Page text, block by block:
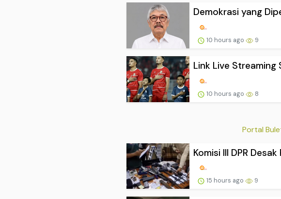
Demokrasi yang
10 hours ago 9
Link Live Streaming
10 hours ago 8
Portal
Komisi III DPR
15 hours ago 9